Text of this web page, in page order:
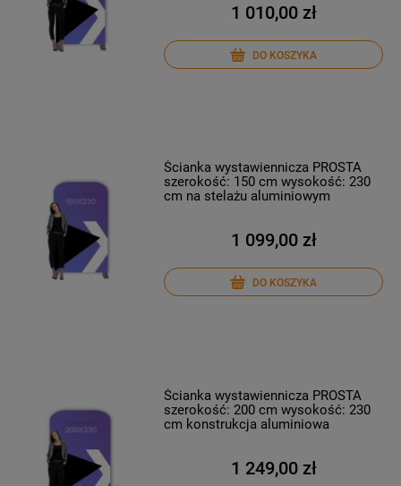
1 010,00 zł
DO KOSZYKA
Ścianka wystawiennicza PROSTA
szerokość: 150 cm wysokość: 230
cm na stelażu aluminiowym
1 099,00 zł
DO KOSZYKA
Ścianka wystawiennicza PROSTA
szerokość: 200 cm wysokość: 230
cm konstrukcja aluminiowa
1 249,00 zł